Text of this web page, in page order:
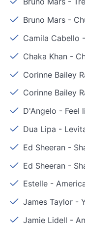
Bruno Mars -
Camila Cabello -
Chaka Khan -
Corinne Bailey
Corinne Bailey
D'Angelo - Feel
Dua Lipa -
Ed Sheeran -
Ed Sheeran -
Estelle -
James Taylor -
Jamie Lidell -